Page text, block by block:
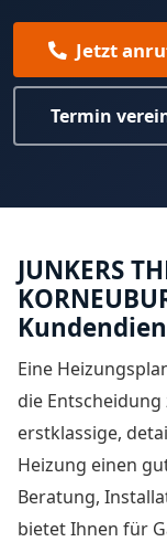
Jetzt
Termin
JUNKERS
Eine
die
erstklassige,
Heizung einen
Beratung,
bietet Ihnen für